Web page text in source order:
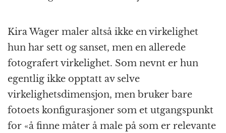
Kira Wager maler altså ikke en virkelighet
hun har sett og sanset, men en allerede
fotografert virkelighet. Som nevnt er hun
egentlig ikke opptatt av selve
virkelighetsdimensjon, men bruker bare
fotoets konfigurasjoner som et utgangspunkt
for «å finne måter å male på som er relevante